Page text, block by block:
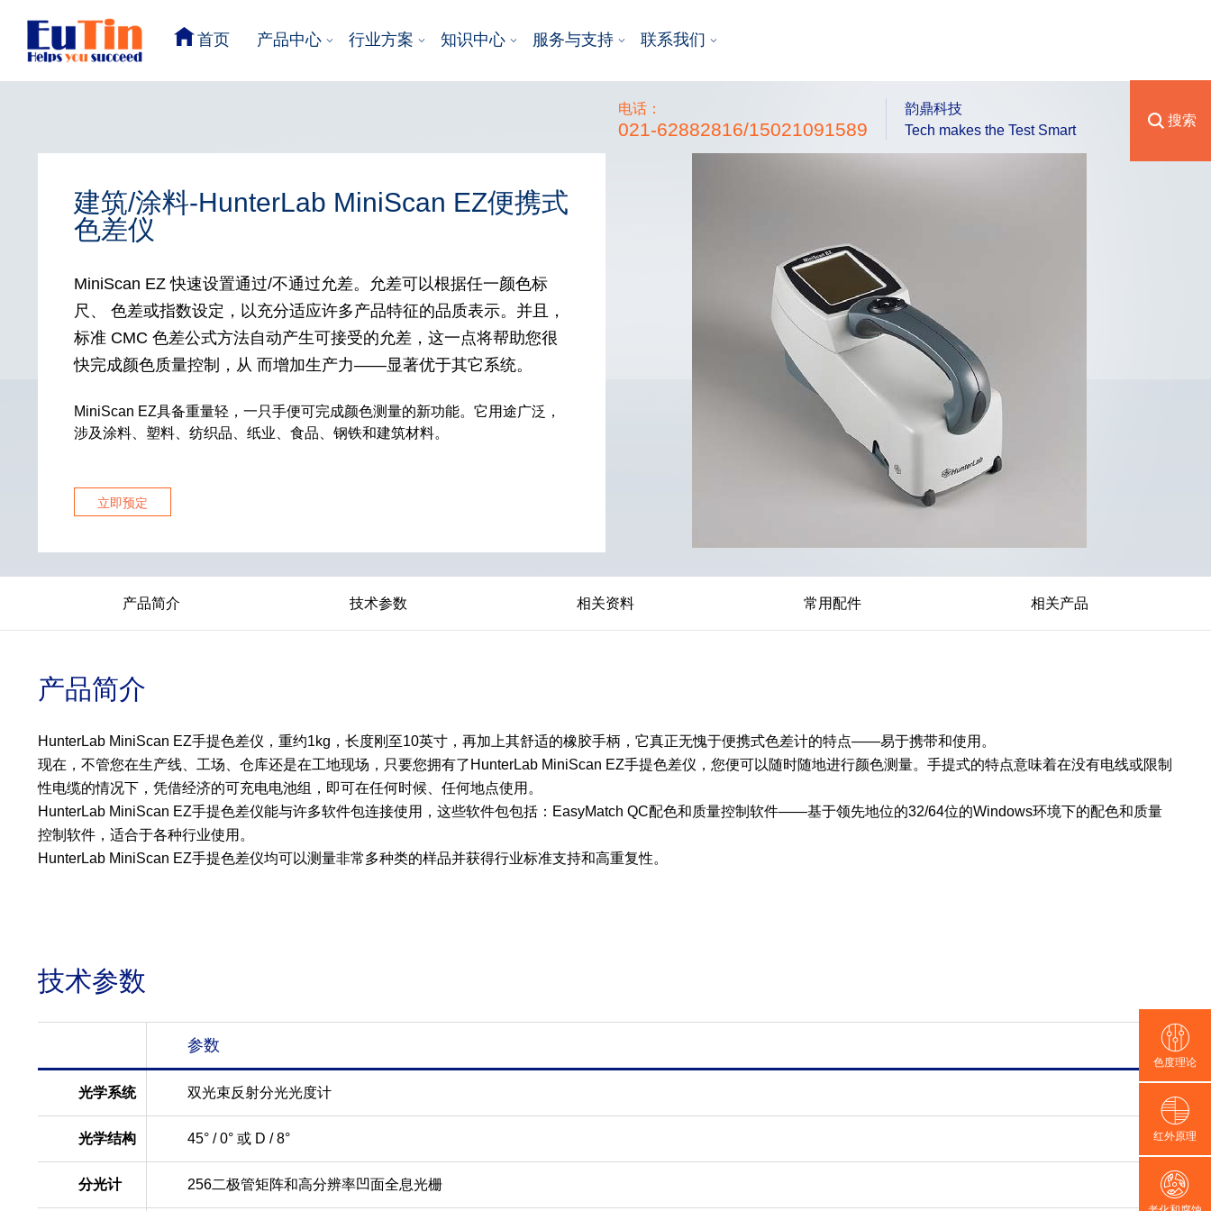
首页 产品中心 行业方案 知识中心 服务与支持 联系我们
电话：
021-62882816/15021091589
韵鼎科技
Tech makes the Test Smart
搜索
建筑/涂料-HunterLab MiniScan EZ便携式
色差仪
MiniScan EZ 快速设置通过/不通过允差。允差可以根据任一颜色标
尺、 色差或指数设定，以充分适应许多产品特征的品质表示。并且，
标准 CMC 色差公式方法自动产生可接受的允差，这一点将帮助您很
快完成颜色质量控制，从 而增加生产力——显著优于其它系统。
MiniScan EZ具备重量轻，一只手便可完成颜色测量的新功能。它用途广泛，
涉及涂料、塑料、纺织品、纸业、食品、钢铁和建筑材料。
立即预定
产品简介 技术参数 相关资料 常用配件 相关产品
产品简介
HunterLab MiniScan EZ手提色差仪，重约1kg，长度刚至10英寸，再加上其舒适的橡胶手柄，它真正无愧于便携式色差计的特点——易于携带和使用。
现在，不管您在生产线、工场、仓库还是在工地现场，只要您拥有了HunterLab MiniScan EZ手提色差仪，您便可以随时随地进行颜色测量。手提式的特点意味着在没有电线或限制
性电缆的情况下，凭借经济的可充电电池组，即可在任何时候、任何地点使用。
HunterLab MiniScan EZ手提色差仪能与许多软件包连接使用，这些软件包包括：EasyMatch QC配色和质量控制软件——基于领先地位的32/64位的Windows环境下的配色和质量
控制软件，适合于各种行业使用。
HunterLab MiniScan EZ手提色差仪均可以测量非常多种类的样品并获得行业标准支持和高重复性。
技术参数
参数
光学系统 双光束反射分光光度计
光学结构 45° / 0° 或 D / 8°
分光计 256二极管矩阵和高分辨率凹面全息光栅
色度理论
红外原理